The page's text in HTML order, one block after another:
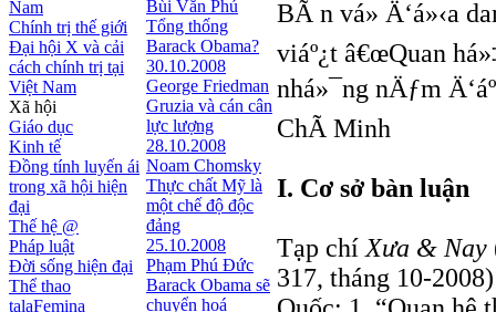
Nam
Chính trị thế giới
Đại hội X và cải
cách chính trị tại
Việt Nam
Xã hội
Giáo dục
Kinh tế
Đồng tính luyến ái
trong xã hội hiện
đại
Thế hệ @
Pháp luật
Đời sống hiện đại
Thể thao
talaFemina
Bùi Văn Phú
Tổng thống
Barack Obama?
30.10.2008
George Friedman
Gruzia và cán cân
lực lượng
28.10.2008
Noam Chomsky
Thực chất Mỹ là
một chế độ độc
đảng
25.10.2008
Phạm Phú Đức
Barack Obama sẽ
chuyển hoá
BÃ n vá» Ä‘á»‹a
viáº¿t â€œQuan
nhá»¯ng nÄƒm
ChÃ­ Minh
I. Cơ sở bàn luận
Tạp chí Xưa & Nay
317, tháng 10-